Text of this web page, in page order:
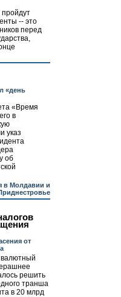
-- это
перед
«день
«Время
в
указ
об
в Молдавии и
от
решить
транша
в 20 млрд